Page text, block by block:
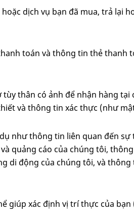
dịch vụ bạn đã mua, trả lại
toán và thông tin thẻ thanh
tùy thân có ảnh để nhận hàng
và thông tin xác thực (như
như thông tin liên quan đến sự
quảng cáo của chúng tôi,
di động của chúng tôi, và
giúp xác định vị trí thực của bạn